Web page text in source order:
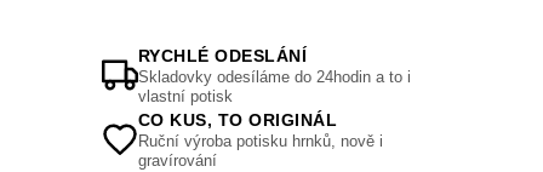
RYCHLÉ ODESLÁNÍ
Skladovky odesíláme do 24hodin a to i
vlastní potisk
CO KUS, TO ORIGINÁL
Ruční výroba potisku hrnků, nově i
gravírování